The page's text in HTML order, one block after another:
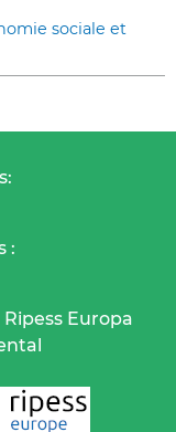
sociale et
:
Europa